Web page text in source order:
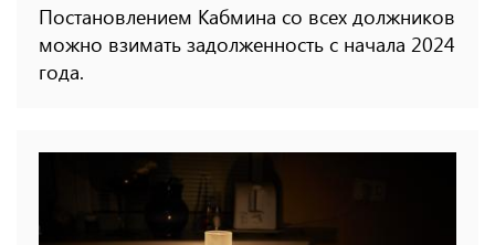
Постановлением Кабмина со всех должников
можно взимать задолженность с начала 2024
года.